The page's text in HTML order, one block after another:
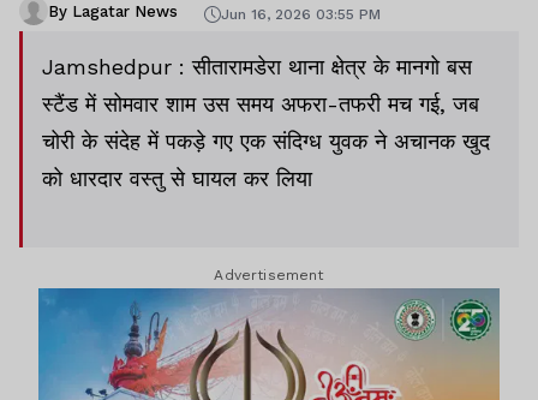
By Lagatar News Jun 16, 2026 03:55 PM
Jamshedpur : सीतारामडेरा थाना क्षेत्र के मानगो बस
स्टैंड में सोमवार शाम उस समय अफरा-तफरी मच गई, जब
चोरी के संदेह में पकड़े गए एक संदिग्ध युवक ने अचानक खुद
को धारदार वस्तु से घायल कर लिया
Advertisement